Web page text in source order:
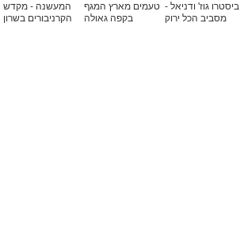
ביסטרו גוז' ודניאל -
מסביב הכל ירוק
טעמים מארץ המגף
בקפה גאולה
המעשנה - מקדש
הקרניבורים בשרון